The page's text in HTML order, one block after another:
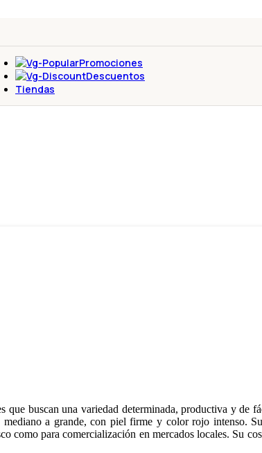
Promociones
Descuentos
Tiendas
buscan una variedad determinada, productiva y de
mediano a grande, con piel firme y color rojo intenso.
como para comercialización en mercados locales. Su